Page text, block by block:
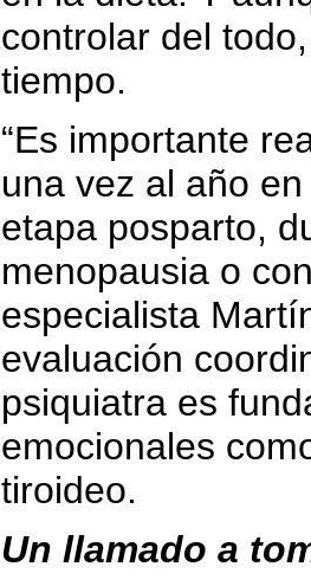
controlar del
tiempo.
“Es importante
una vez al año
etapa posparto,
menopausia o
especialista
evaluación
psiquiatra es
emocionales
tiroideo.
Un llamado a